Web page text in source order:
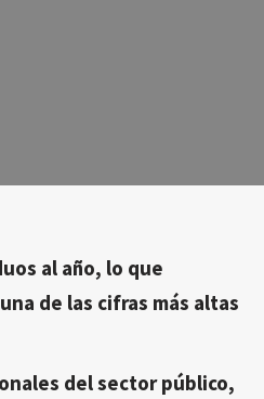
al año, lo que
de las cifras más altas
del sector público,